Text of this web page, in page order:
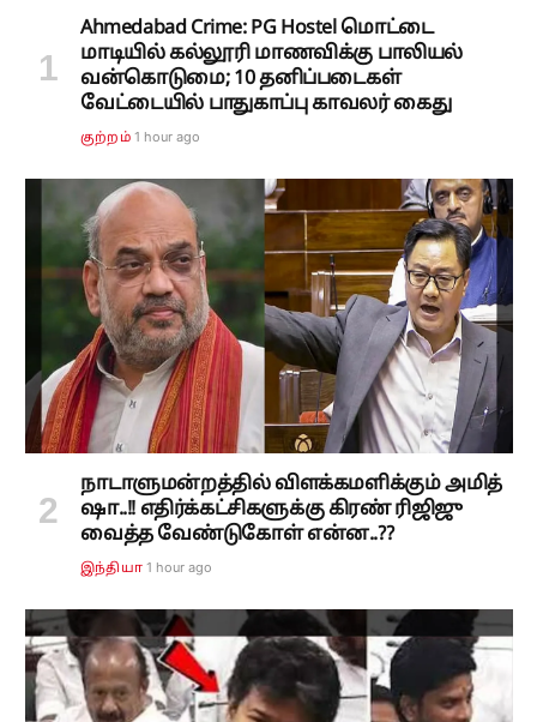
Ahmedabad Crime: PG Hostel மொட்டை
மாடியில் கல்லூரி மாணவிக்கு பாலியல்
வன்கொடுமை; 10 தனிப்படைகள்
வேட்டையில் பாதுகாப்பு காவலர் கைது
குற்றம் 1 hour ago
நாடாளுமன்றத்தில் விளக்கமளிக்கும் அமித்
ஷா..!! எதிர்க்கட்சிகளுக்கு கிரண் ரிஜிஜு
வைத்த வேண்டுகோள் என்ன..??
இந்தியா 1 hour ago